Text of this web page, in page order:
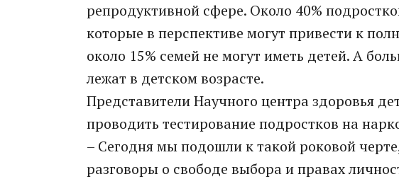
репродуктивной сфере. Около 40%
которые в перспективе могут привести к
около 15% семей не могут иметь детей. А
лежат в детском возрасте.
Представители Научного центра здоровья
проводить тестирование подростков на
– Сегодня мы подошли к такой роковой
разговоры о свободе выбора и правах